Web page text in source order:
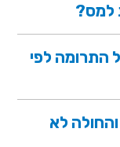
למס?
התרומה לפי
לא